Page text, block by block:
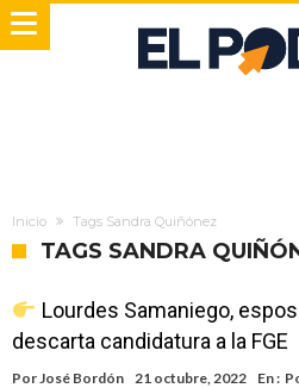
Inicio Tags Sandra Quiñónez
TAGS SANDRA
Lourdes Samaniego,
descarta candidatura a la FGE
PorJosé Bordón 21 octubre, 2022 En :